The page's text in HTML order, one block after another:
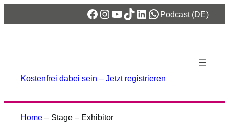
Facebook
Instagram
YouTube
TikTok
LinkedIn
WhatsApp
Podcast (DE)
Kostenfrei dabei sein – Jetzt registrieren
Home – Stage – Exhibitor